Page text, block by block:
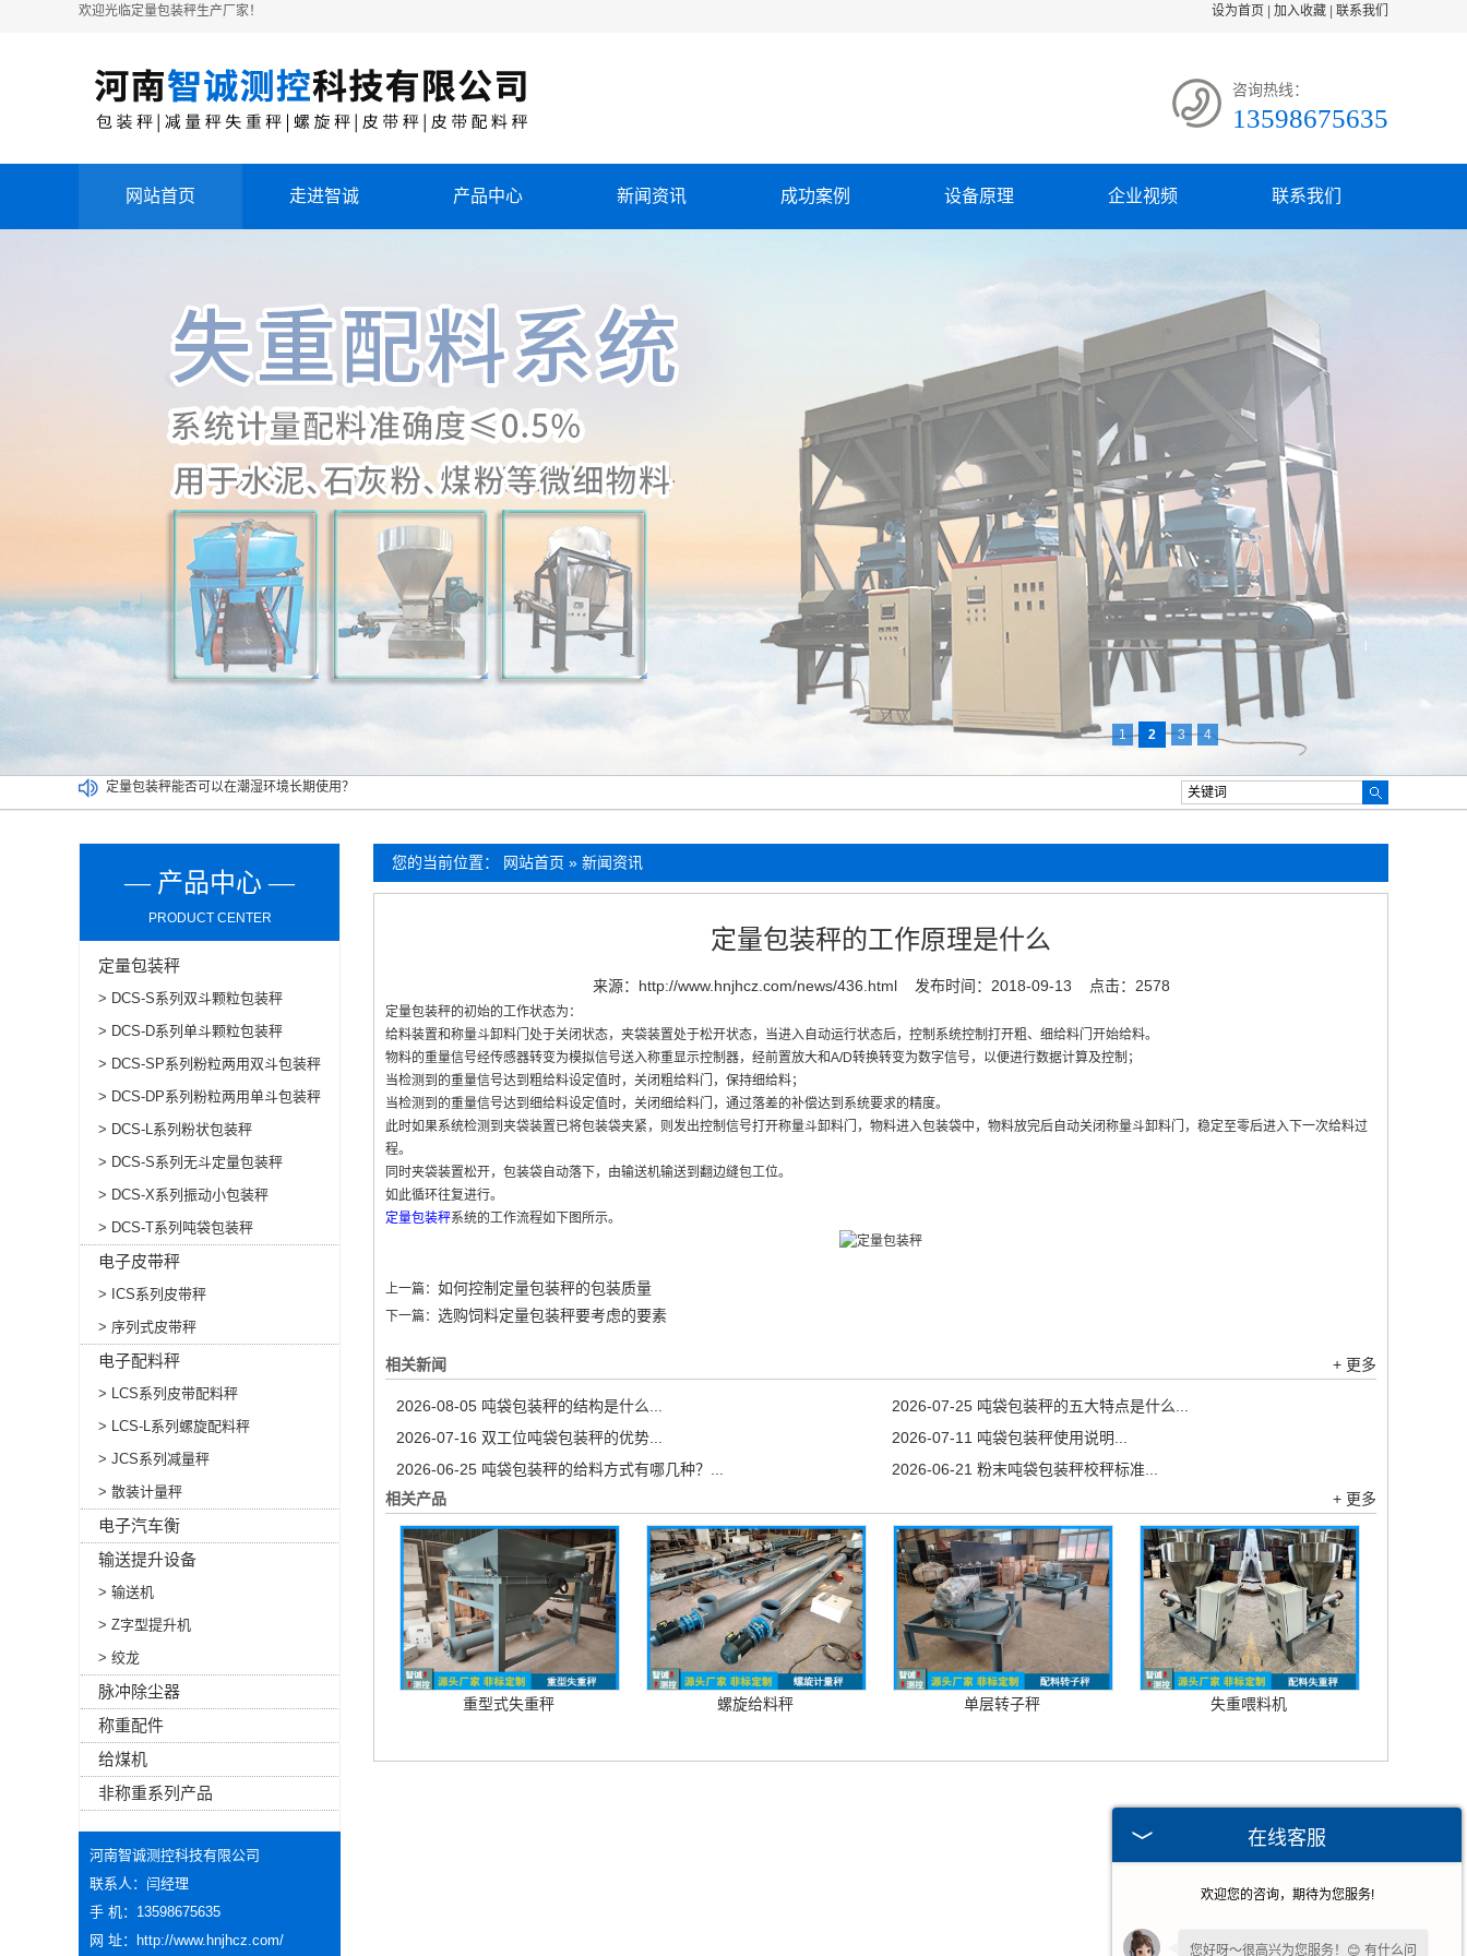
欢迎光临定量包装秤生产厂家！ 设为首页 加入收藏 联系我们
咨询热线：
13598675635
网站首页 走进智诚 产品中心 新闻资讯 成功案例 设备原理 企业视频 联系我们
1 2 3 4
定量包装秤能否可以在潮湿环境长期使用？
介绍双工位定量包装秤清洁及维护环节的操作事项
您的当前位置： 网站首页 » 新闻资讯
定量包装秤的工作原理是什么
来源： http://www.hnjhcz.com/news/436.html 发布时间：2018-09-13 点击：2578
定量包装秤的初始的工作状态为：
给料装置和称量斗卸料门处于关闭状态，夹袋装置处于松开状态，当进入自动运行状态后，控制系统控制打开粗、细给料门开始给料。
物料的重量信号经传感器转变为模拟信号送入称重显示控制器，经前置放大和A/D转换转变为数字信号，以便进行数据计算及控制；
当检测到的重量信号达到粗给料设定值时，关闭粗给料门，保持细给料；
当检测到的重量信号达到细给料设定值时，关闭细给料门，通过落差的补偿达到系统要求的精度。
此时如果系统检测到夹袋装置已将包装袋夹紧，则发出控制信号打开称量斗卸料门，物料进入包装袋中，物料放完后自动关闭称量斗卸料门，稳定至零后进入下一次给料过
程。
同时夹袋装置松开，包装袋自动落下，由输送机输送到翻边缝包工位。
如此循环往复进行。
定量包装秤系统的工作流程如下图所示。
上一篇： 如何控制定量包装秤的包装质量
下一篇： 选购饲料定量包装秤要考虑的要素
相关新闻 + 更多
2026-08-05 吨袋包装秤的结构是什么... 2026-07-25 吨袋包装秤的五大特点是什么...
2026-07-16 双工位吨袋包装秤的优势... 2026-07-11 吨袋包装秤使用说明...
2026-06-25 吨袋包装秤的给料方式有哪几种？... 2026-06-21 粉末吨袋包装秤校秤标准...
相关产品
+ 更多
重型式失重秤 螺旋给料秤 单层转子秤 失重喂料机
— 产品中心 —
PRODUCT CENTER
定量包装秤
> DCS-S系列双斗颗粒包装秤
> DCS-D系列单斗颗粒包装秤
> DCS-SP系列粉粒两用双斗包装秤
> DCS-DP系列粉粒两用单斗包装秤
> DCS-L系列粉状包装秤
> DCS-S系列无斗定量包装秤
> DCS-X系列振动小包装秤
> DCS-T系列吨袋包装秤
电子皮带秤
> ICS系列皮带秤
> 序列式皮带秤
电子配料秤
> LCS系列皮带配料秤
> LCS-L系列螺旋配料秤
> JCS系列减量秤
> 散装计量秤
电子汽车衡
输送提升设备
> 输送机
> Z字型提升机
> 绞龙
脉冲除尘器
称重配件
给煤机
非称重系列产品
河南智诚测控科技有限公司
联系人：闫经理
手 机：13598675635
网 址：
http://www.hnjhcz.com/
在线客服
欢迎您的咨询，期待为您服务!
您好呀～很高兴为您服务！😊 有什么问